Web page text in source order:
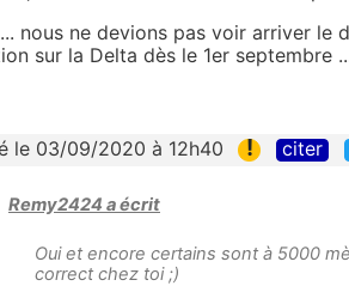
nous ne devions pas voir arriver
sur la Delta dès le 1er septembre
le 03/09/2020 à 12h40 ! citer
Remy2424 a écrit
Oui et encore certains sont à 5000
correct chez toi ;)